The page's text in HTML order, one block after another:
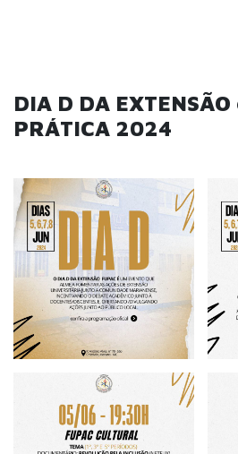
DIA D DA EXTENSÃO
PRÁTICA 2024